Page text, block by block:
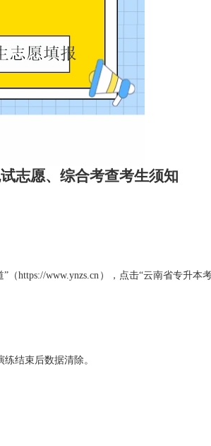
志愿、综合考查考生须知
https://www.ynzs.cn），点击“云南省专升本
结束后数据清除。